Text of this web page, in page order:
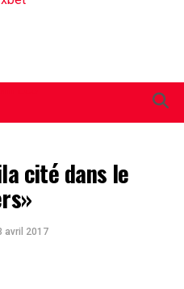
cité dans le
avril 2017